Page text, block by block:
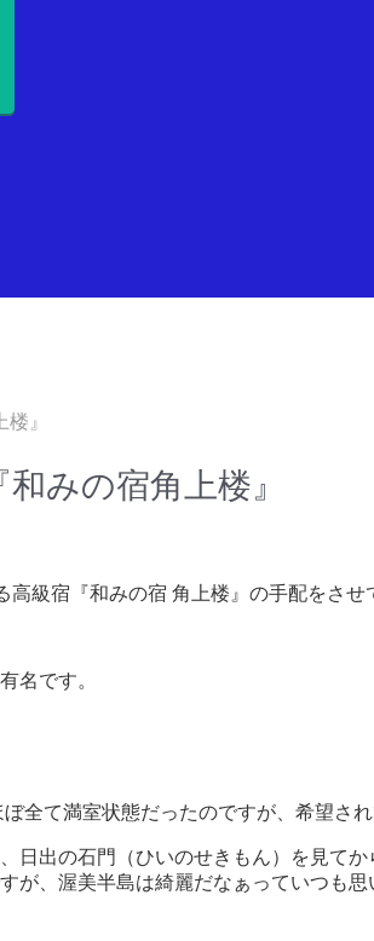
』
みの宿角上楼』
級宿『和みの宿 角上楼』の手配をさせ
名です。
全て満室状態だったのですが、希望さ
日出の石門（ひいのせきもん）を見てか
が、渥美半島は綺麗だなぁっていつも思